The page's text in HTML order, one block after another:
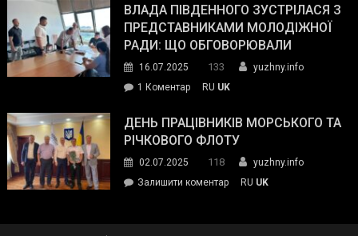
окупанти.
Маємо
діяти
команда
Південного
провів
інспекцію
укриття
ВЛАДА ПІВДЕННОГО ЗУСТРІЛАСЯ З
ПРЕДСТАВНИКАМИ МОЛОДІЖНОЇ
РАДИ: ЩО ОБГОВОРЮВАЛИ
16.07.2025 133
yuzhny.info
1 Коментардо
Південного
зустрілася
представниками
молодіжної
RU UK
ДЕНЬ ПРАЦІВНИКІВ МОРСЬКОГО ТА
РІЧКОВОГО ФЛОТУ
02.07.2025 118
yuzhny.info
Залишити коментарon
RU UK